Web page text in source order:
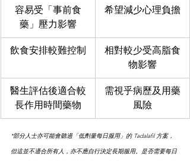
容易受「事前食
藥」壓力影響
希望減少心理負擔
飲食安排較難控制
相對較少受高脂食
物影響
醫生評估後適合較
長作用時間藥物
需視乎病歷及用藥
風險
*部分人士亦可能會聽過「低劑量每日服用」的 Tadalafil 方案，
但這並不適合所有人，亦不應自行決定長期服用。是否需要每日